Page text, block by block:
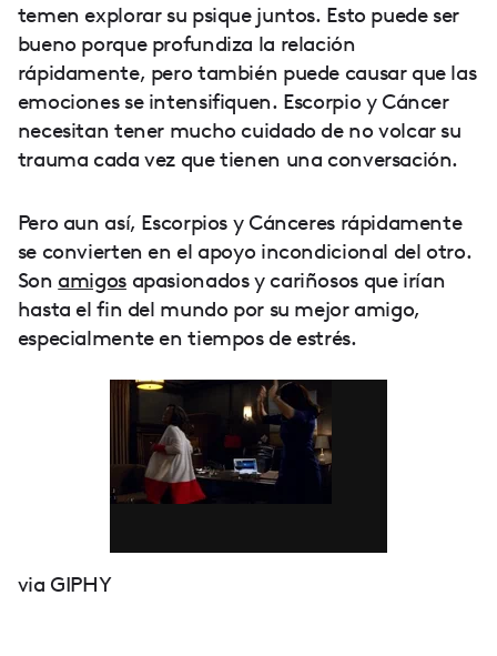
temen explorar su psique juntos. Esto puede ser
bueno porque profundiza la relación
rápidamente, pero también puede causar que las
emociones se intensifiquen. Escorpio y Cáncer
necesitan tener mucho cuidado de no volcar su
trauma cada vez que tienen una conversación.
Pero aun así, Escorpios y Cánceres rápidamente
se convierten en el apoyo incondicional del otro.
Son amigosapasionados y cariñosos que irían
hasta el fin del mundo por su mejor amigo,
especialmente en tiempos de estrés.
via GIPHY